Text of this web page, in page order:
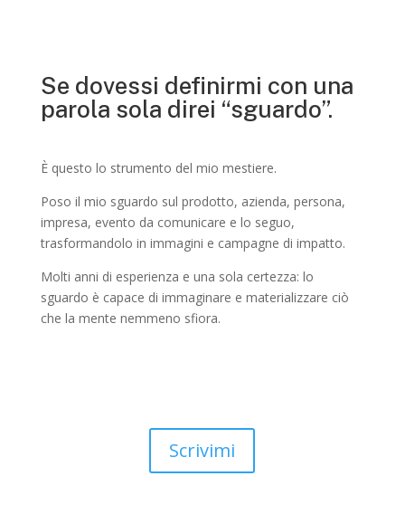
Se dovessi definirmi con una
parola sola direi “sguardo”.
È questo lo strumento del mio mestiere.
Poso il mio sguardo sul prodotto, azienda, persona,
impresa, evento da comunicare e lo seguo,
trasformandolo in immagini e campagne di impatto.
Molti anni di esperienza e una sola certezza: lo
sguardo è capace di immaginare e materializzare ciò
che la mente nemmeno sfiora.
Scrivimi